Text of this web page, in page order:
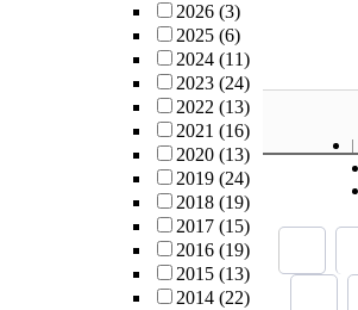
2026 (3)
2025 (6)
2024 (11)
2023 (24)
2022 (13)
2021 (16)
2020 (13)
2019 (24)
2018 (19)
2017 (15)
2016 (19)
2015 (13)
2014 (22)